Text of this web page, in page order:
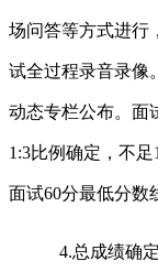
场问答等方式进行
试全过程录音录像
动态专栏公布。面
1:3比例确定，不
面试60分最低分数
4.总成绩确